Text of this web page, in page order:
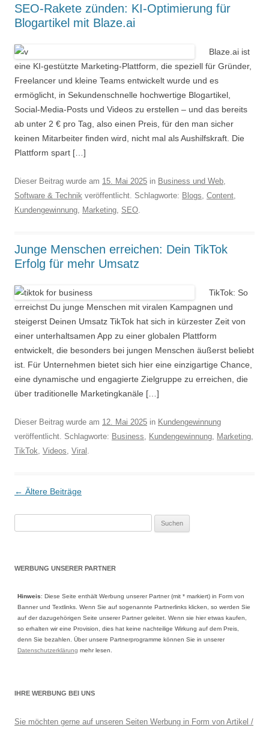
SEO-Rakete zünden: KI-Optimierung für
Blogartikel mit Blaze.ai
Blaze.ai ist
eine KI-gestützte Marketing-Plattform, die speziell für Gründer,
Freelancer und kleine Teams entwickelt wurde und es
ermöglicht, in Sekundenschnelle hochwertige Blogartikel,
Social-Media-Posts und Videos zu erstellen – und das bereits
ab unter 2 € pro Tag, also einen Preis, für den man sicher
keinen Mitarbeiter finden wird, nicht mal als Aushilfskraft. Die
Plattform spart […]
Dieser Beitrag wurde am 15. Mai 2025 in Business und Web,
Software & Technik veröffentlicht. Schlagworte: Blogs, Content,
Kundengewinnung, Marketing, SEO.
Junge Menschen erreichen: Dein TikTok
Erfolg für mehr Umsatz
TikTok: So
erreichst Du junge Menschen mit viralen Kampagnen und
steigerst Deinen Umsatz TikTok hat sich in kürzester Zeit von
einer unterhaltsamen App zu einer globalen Plattform
entwickelt, die besonders bei jungen Menschen äußerst beliebt
ist. Für Unternehmen bietet sich hier eine einzigartige Chance,
eine dynamische und engagierte Zielgruppe zu erreichen, die
über traditionelle Marketingkanäle […]
Dieser Beitrag wurde am 12. Mai 2025 in Kundengewinnung
veröffentlicht. Schlagworte: Business, Kundengewinnung, Marketing,
TikTok, Videos, Viral .
Beitrags-Navigation
← Ältere Beiträge
WERBUNG UNSERER PARTNER
Hinweis: Diese Seite enthält Werbung unserer Partner (mit * markiert) in Form von
Banner und Textlinks. Wenn Sie auf sogenannte Partnerlinks klicken, so werden Sie
auf der dazugehörigen Seite unserer Partner geleitet. Wenn sie hier etwas kaufen,
so erhalten wir eine Provision, dies hat keine nachteilige Wirkung auf dem Preis,
denn Sie bezahlen. Über unsere Partnerprogramme können Sie in unserer
Datenschutzerklärung mehr lesen.
IHRE WERBUNG BEI UNS
Sie möchten gerne auf unseren Seiten Werbung in Form von Artikel /